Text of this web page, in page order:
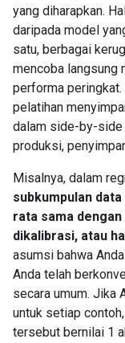
yang diharapkan.
daripada model
satu, berbagai
mencoba langsung
performa
pelatihan
dalam side-by-
produksi,
Misalnya, dalam
subkumpulan
rata sama
dikalibrasi, atau
asumsi bahwa
Anda telah
secara umum. Jika
untuk setiap
tersebut bernilai 1